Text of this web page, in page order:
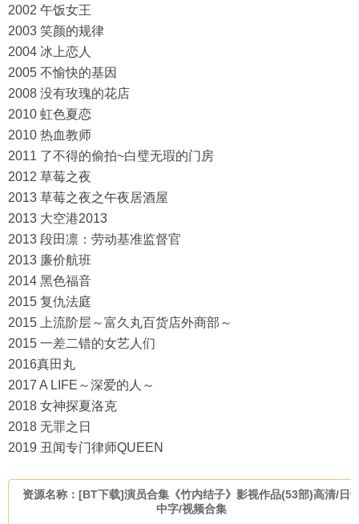
2002 午饭女王
2003 笑颜的规律
2004 冰上恋人
2005 不愉快的基因
2008 没有玫瑰的花店
2010 虹色夏恋
2010 热血教师
2011 了不得的偷拍~白璧无瑕的门房
2012 草莓之夜
2013 草莓之夜之午夜居酒屋
2013 大空港2013
2013 段田凛：劳动基准监督官
2013 廉价航班
2014 黑色福音
2015 复仇法庭
2015 上流阶层～富久丸百货店外商部～
2015 一差二错的女艺人们
2016真田丸
2017 A LIFE～深爱的人～
2018 女神探夏洛克
2018 无罪之日
2019 丑闻专门律师QUEEN
资源名称：[BT下载]演员合集《竹内结子》影视作品(53部)高清/日
中字/视频合集